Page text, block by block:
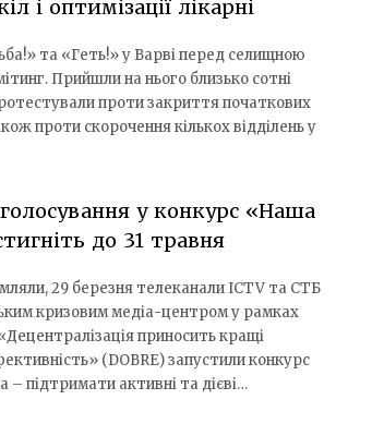
і оптимізації лікарні
та «Геть!» у Варві перед селищною
Прийшли на нього близько сотні
проти закриття початкових
проти скорочення кількох відділень у
у конкурс «Наша
до 31 травня
29 березня телеканали ICTV та СТБ
кризовим медіа-центром у рамках
приносить кращі
(DOBRE) запустили конкурс
підтримати активні та дієві…